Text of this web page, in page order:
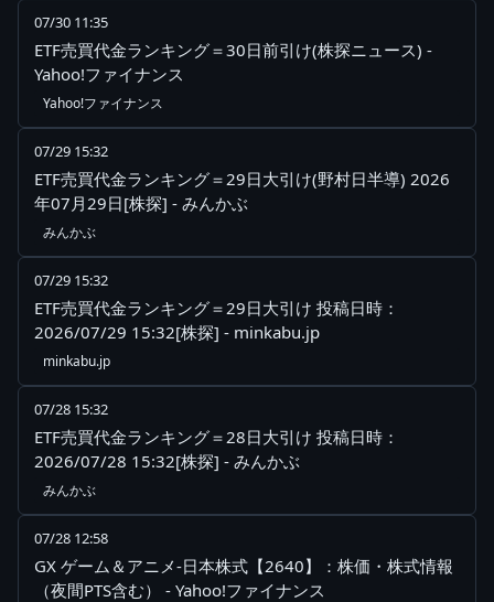
07/30 11:35
ETF売買代金ランキング＝30日前引け(株探ニュース) -
Yahoo!ファイナンス
Yahoo!ファイナンス
07/29 15:32
ETF売買代金ランキング＝29日大引け(野村日半導) 2026
年07月29日[株探] - みんかぶ
みんかぶ
07/29 15:32
ETF売買代金ランキング＝29日大引け 投稿日時：
2026/07/29 15:32[株探] - minkabu.jp
minkabu.jp
07/28 15:32
ETF売買代金ランキング＝28日大引け 投稿日時：
2026/07/28 15:32[株探] - みんかぶ
みんかぶ
07/28 12:58
GX ゲーム＆アニメ-日本株式【2640】：株価・株式情報
（夜間PTS含む） - Yahoo!ファイナンス